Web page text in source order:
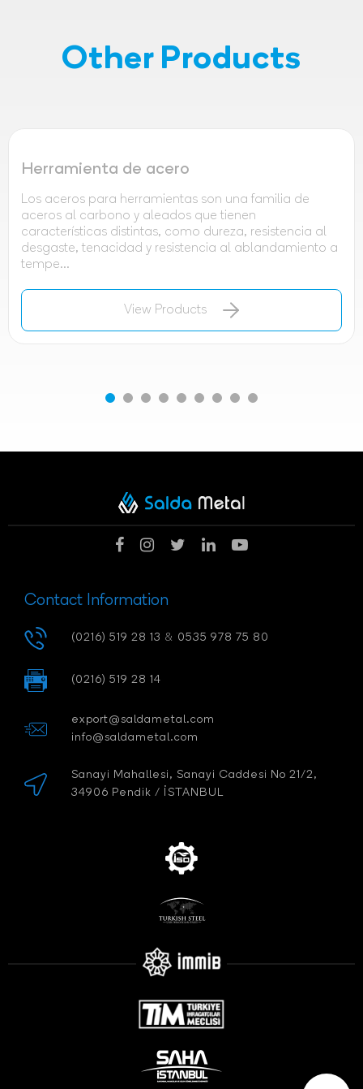
Other Products
Herramienta de acero
Los aceros para herramientas son una familia de
aceros al carbono y aleados que tienen
características distintas, como dureza, resistencia al
desgaste, tenacidad y resistencia al ablandamiento a
tempe...
View Products
Contact Information
(0216) 519 28 13 & 0535 978 75 80
(0216) 519 28 14
export@saldametal.com
info@saldametal.com
Sanayi Mahallesi, Sanayi Caddesi No 21/2,
34906 Pendik / İSTANBUL